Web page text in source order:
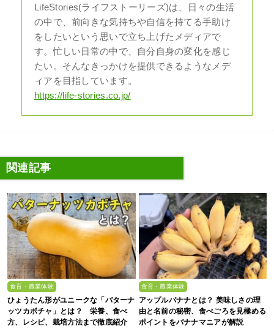
LifeStories(ライフストーリーズ)は、日々の生活
の中で、前向きな気持ちや自信を持てる手助け
をしたいという思いで立ち上げたメディアで
す。忙しい日常の中で、自分自身の変化を感じ
たい。そんなきっかけを提供できるようなメデ
ィアを目指しています。
https://life-stories.co.jp/
関連記事
食育・農業体験
ひょうたん形がユニークな「バターナ
ッツカボチャ」とは？ 栄養、食べ
方、レシピ、栽培方法まで徹底紹介
食育・農業体験
アップルバナナとは？ 美味しさの理
由と名前の秘密、食べごろを見極める
ポイントをバナナマニアが解説